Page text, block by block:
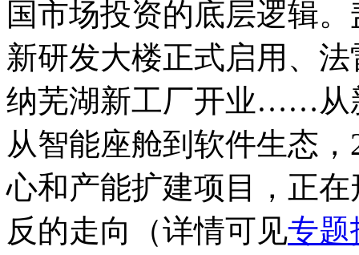
国市场投资的底层逻辑
新研发大楼正式启用、
纳芜湖新工厂开业……从
从智能座舱到软件生态
心和产能扩建项目，正
反的走向（详情可见专题